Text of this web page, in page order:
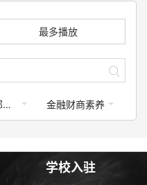
最多播放
全部梦享家 金融财商素养
学校入驻